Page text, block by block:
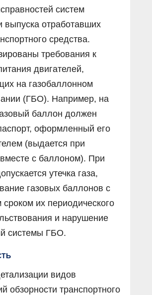
систем
выпуска отработавших
средства.
требования к
двигателей,
на газобаллонном
(ГБО). Например, на
баллон должен
оформленный его
(выдается при
с баллоном). При
утечка газа,
газовых баллонов с
сроком их периодического
и нарушение
системы ГБО.
видов
обзорности транспортного